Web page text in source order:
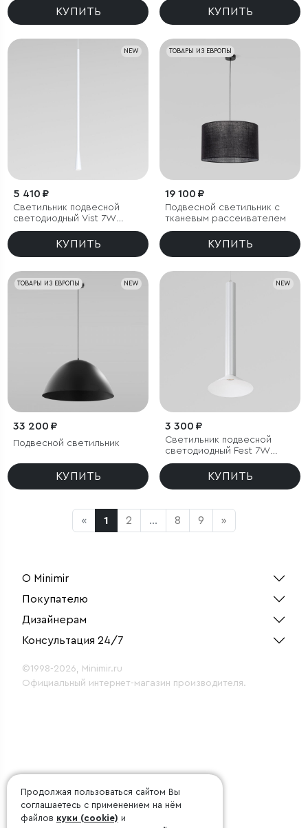
КУПИТЬ КУПИТЬ
NEW
5 410 ₽
Светильник подвесной
светодиодный Vist 7W
4000K белый
КУПИТЬ
ТОВАРЫ ИЗ ЕВРОПЫ
19 100 ₽
Подвесной светильник с
тканевым рассеивателем
КУПИТЬ
NEW
ТОВАРЫ ИЗ ЕВРОПЫ
33 200 ₽
Подвесной светильник
КУПИТЬ
NEW
3 300 ₽
Светильник подвесной
светодиодный Fest 7W
4000 K белый
КУПИТЬ
« 1 2 ... 8 9 »
О Minimir
Покупателю
Дизайнерам
Консультация 24/7
©1998-2026, Minimir.ru
Официальный интернет-магазин производителя.
Продолжая пользоваться сайтом Вы
соглашаетесь с применением на нём
файлов куки (cookie) и